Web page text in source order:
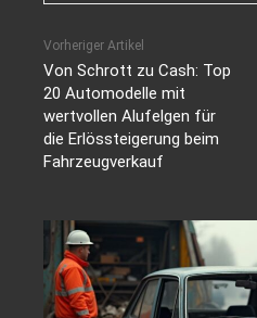
Vorheriger Artikel
Von Schrott zu Cash: Top
20 Automodelle mit
wertvollen Alufelgen für
die Erlössteigerung beim
Fahrzeugverkauf